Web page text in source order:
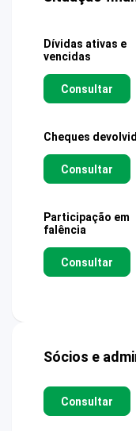
Dívidas ativas e
vencidas
Consultar
Cheques
Consultar
Participação em
falência
Consultar
Sócios e
Consultar